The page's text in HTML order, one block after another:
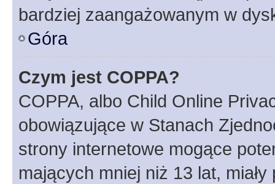
bardziej zaangażowanym w
Góra
Czym jest COPPA?
COPPA, albo Child Online
obowiązujące w Stanach
strony internetowe mogące
mających mniej niż 13 lat,